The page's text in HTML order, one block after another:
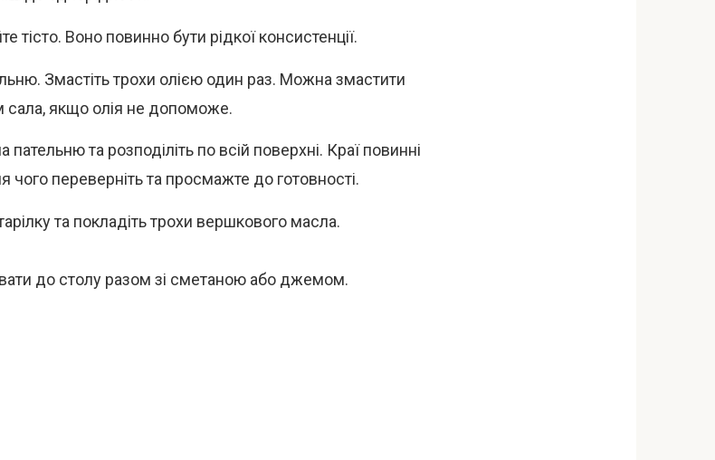
тісто. Воно повинно бути рідкої консистенції.
Змастіть трохи олією один раз. Можна змастити
якщо олія не допоможе.
пательню та розподіліть по всій поверхні. Краї повинні
чого переверніть та просмажте до готовності.
та покладіть трохи вершкового масла.
до столу разом зі сметаною або джемом.